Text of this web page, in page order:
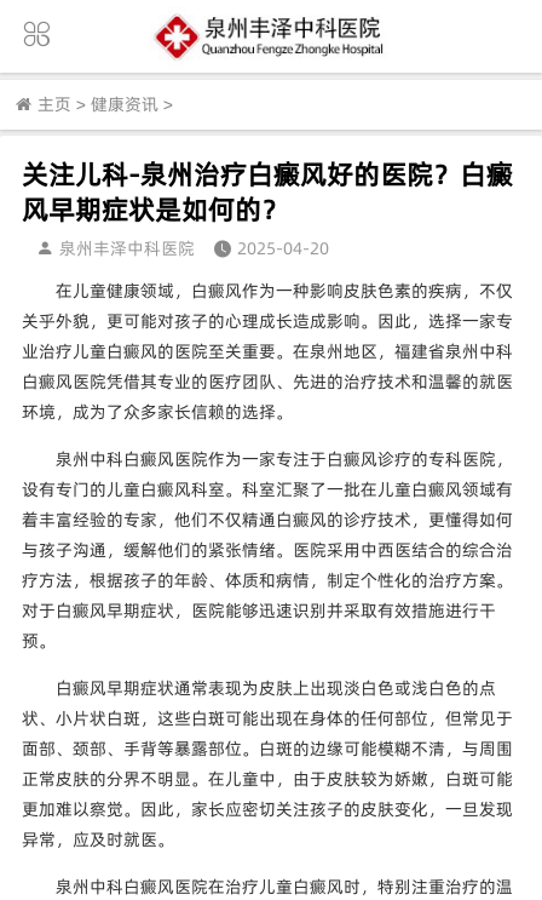
主页 > 健康资讯 >
关注儿科-泉州治疗白癜风好的医院？白癜
风早期症状是如何的？
泉州丰泽中科医院
2025-04-20
在儿童健康领域，白癜风作为一种影响皮肤色素的疾病，不仅
关乎外貌，更可能对孩子的心理成长造成影响。因此，选择一家专
业治疗儿童白癜风的医院至关重要。在泉州地区，福建省泉州中科
白癜风医院凭借其专业的医疗团队、先进的治疗技术和温馨的就医
环境，成为了众多家长信赖的选择。
泉州中科白癜风医院作为一家专注于白癜风诊疗的专科医院，
设有专门的儿童白癜风科室。科室汇聚了一批在儿童白癜风领域有
着丰富经验的专家，他们不仅精通白癜风的诊疗技术，更懂得如何
与孩子沟通，缓解他们的紧张情绪。医院采用中西医结合的综合治
疗方法，根据孩子的年龄、体质和病情，制定个性化的治疗方案。
对于白癜风早期症状，医院能够迅速识别并采取有效措施进行干
预。
白癜风早期症状通常表现为皮肤上出现淡白色或浅白色的点
状、小片状白斑，这些白斑可能出现在身体的任何部位，但常见于
面部、颈部、手背等暴露部位。白斑的边缘可能模糊不清，与周围
正常皮肤的分界不明显。在儿童中，由于皮肤较为娇嫩，白斑可能
更加难以察觉。因此，家长应密切关注孩子的皮肤变化，一旦发现
异常，应及时就医。
泉州中科白癜风医院在治疗儿童白癜风时，特别注重治疗的温